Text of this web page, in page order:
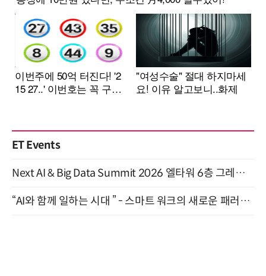
ET Events
Next AI & Big Data Summit 2026 엘타워 6층 그레이스홀 개최 (9/18)
“AI와 함께 일하는 시대 ” - 스마트 워크의 새로운 패러다임 (9/11)